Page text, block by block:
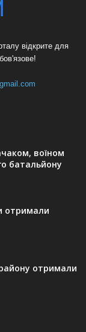
відкрите для
воїном
батальйону
отримали
отримали